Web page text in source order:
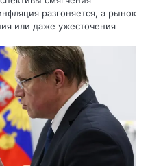
разгоняется, а рынок
или даже ужесточения